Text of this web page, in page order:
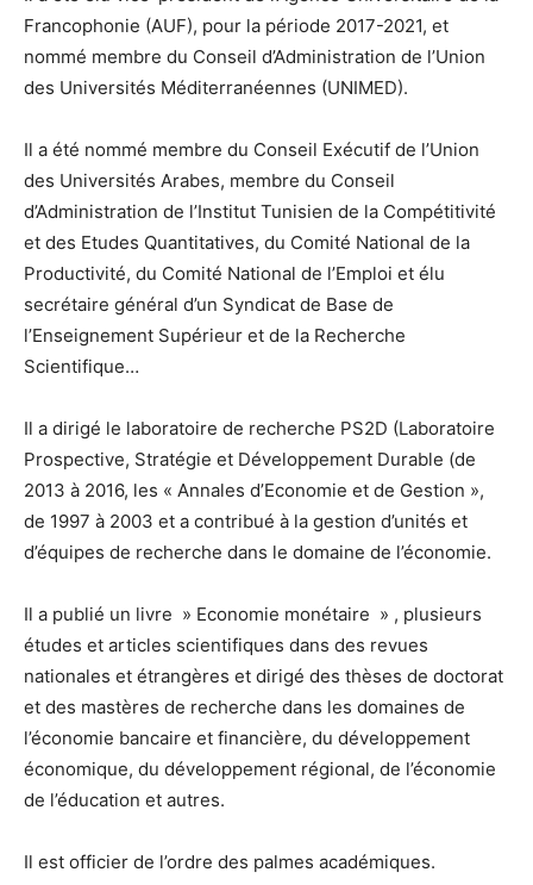
Francophonie (AUF), pour la période 2017-2021, et
nommé membre du Conseil d’Administration de l’Union
des Universités Méditerranéennes (UNIMED).
Il a été nommé membre du Conseil Exécutif de l’Union
des Universités Arabes, membre du Conseil
d’Administration de l’Institut Tunisien de la Compétitivité
et des Etudes Quantitatives, du Comité National de la
Productivité, du Comité National de l’Emploi et élu
secrétaire général d’un Syndicat de Base de
l’Enseignement Supérieur et de la Recherche
Scientifique…
Il a dirigé le laboratoire de recherche PS2D (Laboratoire
Prospective, Stratégie et Développement Durable (de
2013 à 2016, les « Annales d’Economie et de Gestion »,
de 1997 à 2003 et a contribué à la gestion d’unités et
d’équipes de recherche dans le domaine de l’économie.
Il a publié un livre » Economie monétaire » , plusieurs
études et articles scientifiques dans des revues
nationales et étrangères et dirigé des thèses de doctorat
et des mastères de recherche dans les domaines de
l’économie bancaire et financière, du développement
économique, du développement régional, de l’économie
de l’éducation et autres.
Il est officier de l’ordre des palmes académiques.